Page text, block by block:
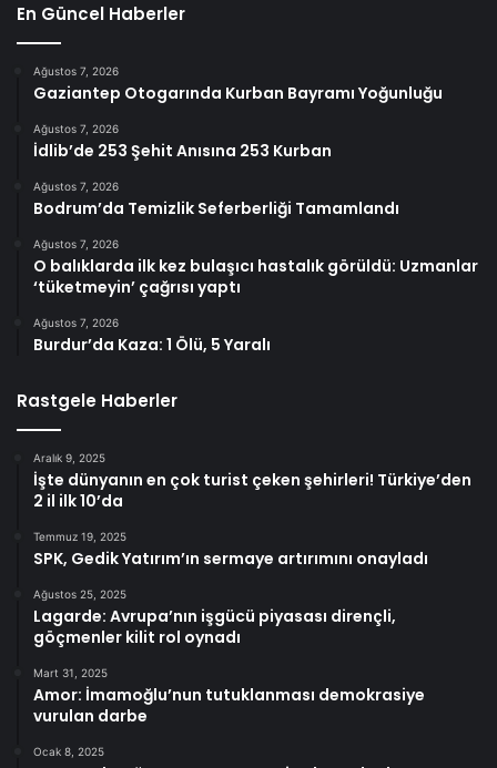
En Güncel Haberler
Ağustos 7, 2026
Gaziantep Otogarında Kurban Bayramı Yoğunluğu
Ağustos 7, 2026
İdlib’de 253 Şehit Anısına 253 Kurban
Ağustos 7, 2026
Bodrum’da Temizlik Seferberliği Tamamlandı
Ağustos 7, 2026
O balıklarda ilk kez bulaşıcı hastalık görüldü: Uzmanlar
‘tüketmeyin’ çağrısı yaptı
Ağustos 7, 2026
Burdur’da Kaza: 1 Ölü, 5 Yaralı
Rastgele Haberler
Aralık 9, 2025
İşte dünyanın en çok turist çeken şehirleri! Türkiye’den
2 il ilk 10’da
Temmuz 19, 2025
SPK, Gedik Yatırım’ın sermaye artırımını onayladı
Ağustos 25, 2025
Lagarde: Avrupa’nın işgücü piyasası dirençli,
göçmenler kilit rol oynadı
Mart 31, 2025
Amor: İmamoğlu’nun tutuklanması demokrasiye
vurulan darbe
Ocak 8, 2025